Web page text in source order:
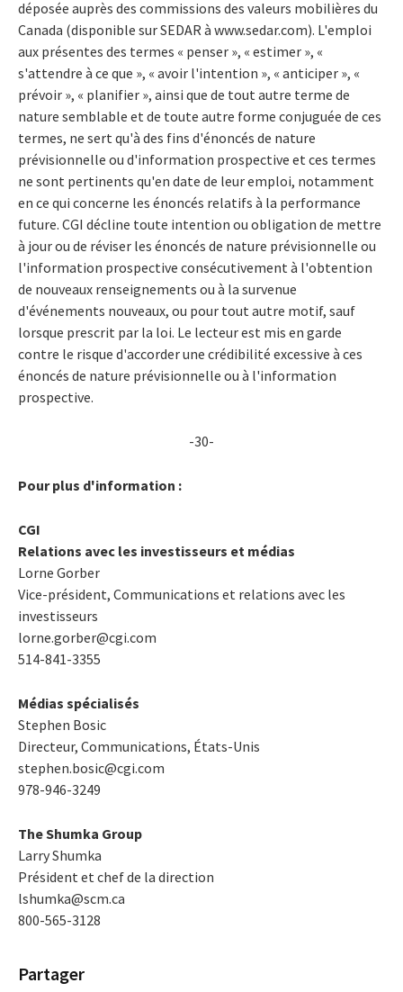
déposée auprès des commissions des valeurs mobilières du
Canada (disponible sur SEDAR à www.sedar.com). L'emploi
aux présentes des termes « penser », « estimer », «
s'attendre à ce que », « avoir l'intention », « anticiper », «
prévoir », « planifier », ainsi que de tout autre terme de
nature semblable et de toute autre forme conjuguée de ces
termes, ne sert qu'à des fins d'énoncés de nature
prévisionnelle ou d'information prospective et ces termes
ne sont pertinents qu'en date de leur emploi, notamment
en ce qui concerne les énoncés relatifs à la performance
future. CGI décline toute intention ou obligation de mettre
à jour ou de réviser les énoncés de nature prévisionnelle ou
l'information prospective consécutivement à l'obtention
de nouveaux renseignements ou à la survenue
d'événements nouveaux, ou pour tout autre motif, sauf
lorsque prescrit par la loi. Le lecteur est mis en garde
contre le risque d'accorder une crédibilité excessive à ces
énoncés de nature prévisionnelle ou à l'information
prospective.
-30-
Pour plus d'information :
CGI
Relations avec les investisseurs et médias
Lorne Gorber
Vice-président, Communications et relations avec les
investisseurs
lorne.gorber@cgi.com
514-841-3355
Médias spécialisés
Stephen Bosic
Directeur, Communications, États-Unis
stephen.bosic@cgi.com
978-946-3249
The Shumka Group
Larry Shumka
Président et chef de la direction
lshumka@scm.ca
800-565-3128
Partager